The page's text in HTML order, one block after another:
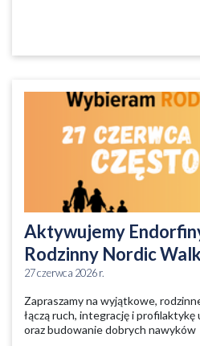
Aktywujemy
Rodzinny Nordic
27 czerwca 2026 r.
Zapraszamy na wyjątkowe,
łączą ruch, integrację i
oraz budowanie dobrych nawyków